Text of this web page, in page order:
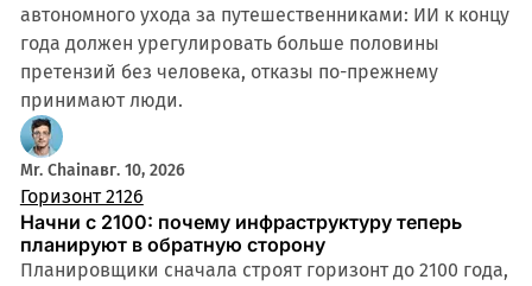
автономного ухода за путешественниками: ИИ к концу
года должен урегулировать больше половины
претензий без человека, отказы по-прежнему
принимают люди.
Mr. Chainавг. 10, 2026
Горизонт 2126
Начни с 2100: почему инфраструктуру теперь
планируют в обратную сторону
Планировщики сначала строят горизонт до 2100 года,